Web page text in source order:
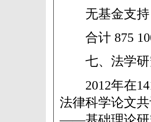
无基金支持
合计 875
七、法学研
2012年在141
法律科学论文